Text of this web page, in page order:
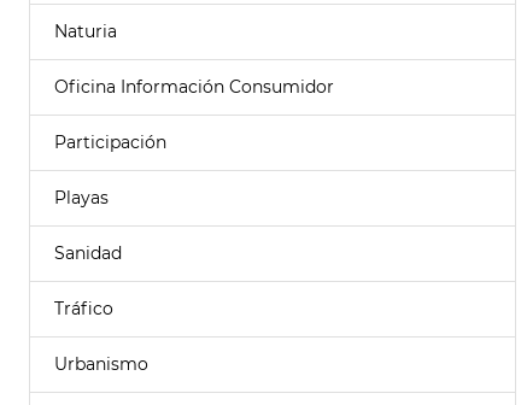
Naturia
Oficina Información Consumidor
Participación
Playas
Sanidad
Tráfico
Urbanismo